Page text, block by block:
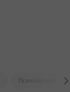
Психология и